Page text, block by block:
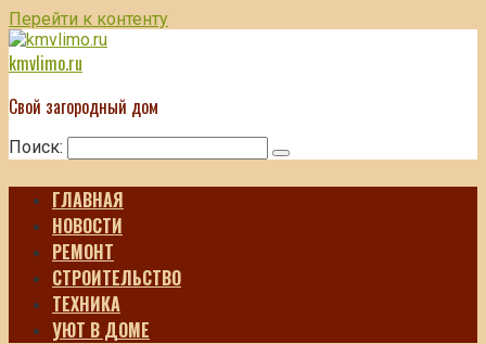
Перейти к контенту
kmvlimo.ru
Свой загородный дом
Поиск:
ГЛАВНАЯ
НОВОСТИ
РЕМОНТ
СТРОИТЕЛЬСТВО
ТЕХНИКА
УЮТ В ДОМЕ